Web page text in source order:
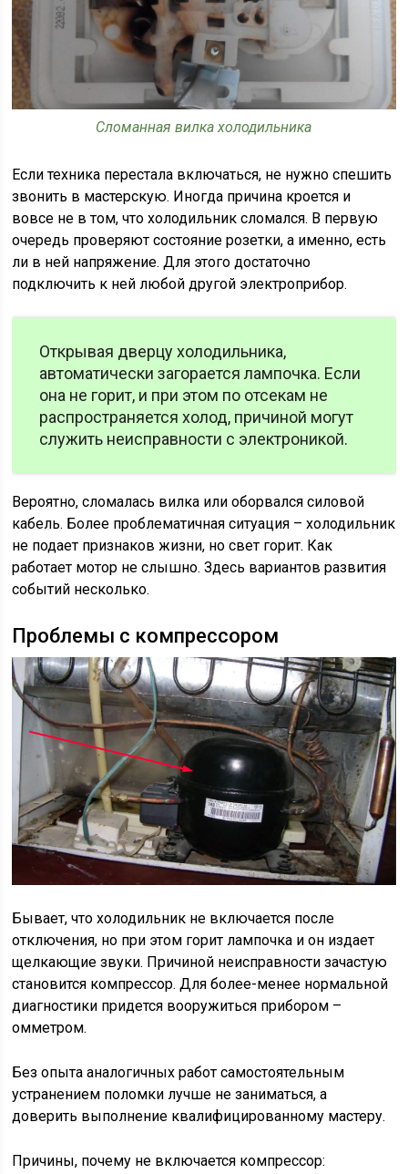
Сломанная вилка холодильника
Если техника перестала включаться, не нужно спешить
звонить в мастерскую. Иногда причина кроется и
вовсе не в том, что холодильник сломался. В первую
очередь проверяют состояние розетки, а именно, есть
ли в ней напряжение. Для этого достаточно
подключить к ней любой другой электроприбор.
Открывая дверцу холодильника,
автоматически загорается лампочка. Если
она не горит, и при этом по отсекам не
распространяется холод, причиной могут
служить неисправности с электроникой.
Вероятно, сломалась вилка или оборвался силовой
кабель. Более проблематичная ситуация – холодильник
не подает признаков жизни, но свет горит. Как
работает мотор не слышно. Здесь вариантов развития
событий несколько.
Проблемы с компрессором
Бывает, что холодильник не включается после
отключения, но при этом горит лампочка и он издает
щелкающие звуки. Причиной неисправности зачастую
становится компрессор. Для более-менее нормальной
диагностики придется вооружиться прибором –
омметром.
Без опыта аналогичных работ самостоятельным
устранением поломки лучше не заниматься, а
доверить выполнение квалифицированному мастеру.
Причины, почему не включается компрессор: